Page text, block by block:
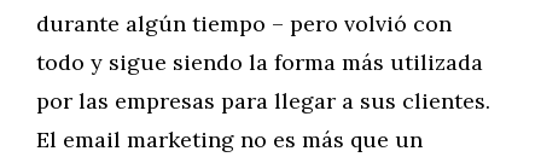
durante algún tiempo – pero volvió con
todo y sigue siendo la forma más utilizada
por las empresas para llegar a sus clientes.
El email marketing no es más que un